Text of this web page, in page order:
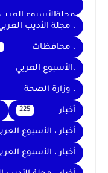
مجلةالأسبوع العربي
، مجلة الأديب
، محافظات
،الأسبوع العربي
. وزارة الصحة
أخبار 225
أخبار ، الأسبوع
أخبار ، الأسبوع